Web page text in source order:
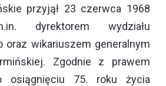
przyjął 23 czerwca 1968
dyrektorem wydziału
oraz wikariuszem generalnym
Zgodnie z prawem
osiągnięciu 75. roku życia